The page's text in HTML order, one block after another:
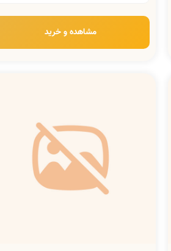
مشاهده و خرید